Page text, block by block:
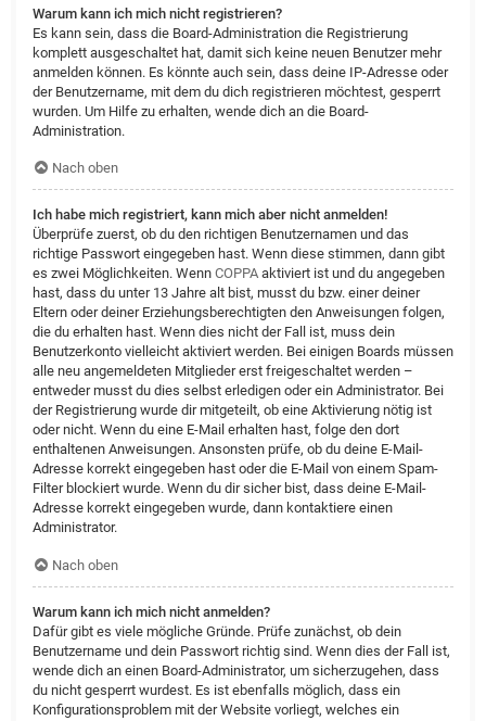
Warum kann ich mich nicht registrieren?
Es kann sein, dass die Board-Administration die Registrierung
komplett ausgeschaltet hat, damit sich keine neuen Benutzer mehr
anmelden können. Es könnte auch sein, dass deine IP-Adresse oder
der Benutzername, mit dem du dich registrieren möchtest, gesperrt
wurden. Um Hilfe zu erhalten, wende dich an die Board-
Administration.
Nach oben
Ich habe mich registriert, kann mich aber nicht anmelden!
Überprüfe zuerst, ob du den richtigen Benutzernamen und das
richtige Passwort eingegeben hast. Wenn diese stimmen, dann gibt
es zwei Möglichkeiten. Wenn COPPA aktiviert ist und du angegeben
hast, dass du unter 13 Jahre alt bist, musst du bzw. einer deiner
Eltern oder deiner Erziehungsberechtigten den Anweisungen folgen,
die du erhalten hast. Wenn dies nicht der Fall ist, muss dein
Benutzerkonto vielleicht aktiviert werden. Bei einigen Boards müssen
alle neu angemeldeten Mitglieder erst freigeschaltet werden –
entweder musst du dies selbst erledigen oder ein Administrator. Bei
der Registrierung wurde dir mitgeteilt, ob eine Aktivierung nötig ist
oder nicht. Wenn du eine E-Mail erhalten hast, folge den dort
enthaltenen Anweisungen. Ansonsten prüfe, ob du deine E-Mail-
Adresse korrekt eingegeben hast oder die E-Mail von einem Spam-
Filter blockiert wurde. Wenn du dir sicher bist, dass deine E-Mail-
Adresse korrekt eingegeben wurde, dann kontaktiere einen
Administrator.
Nach oben
Warum kann ich mich nicht anmelden?
Dafür gibt es viele mögliche Gründe. Prüfe zunächst, ob dein
Benutzername und dein Passwort richtig sind. Wenn dies der Fall ist,
wende dich an einen Board-Administrator, um sicherzugehen, dass
du nicht gesperrt wurdest. Es ist ebenfalls möglich, dass ein
Konfigurationsproblem mit der Website vorliegt, welches ein